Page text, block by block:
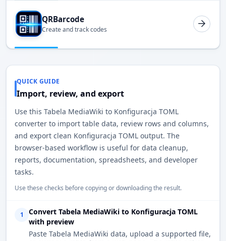
QRBarcode
Create and track codes
QUICK GUIDE
Import, review, and export
Use this Tabela MediaWiki to Konfiguracja TOML
converter to import table data, review rows and columns,
and export clean Konfiguracja TOML output. The
browser-based workflow is useful for data cleanup,
reports, documentation, spreadsheets, and developer
tasks.
Use these checks before copying or downloading the result.
1
Convert Tabela MediaWiki to Konfiguracja TOML
with preview
Paste Tabela MediaWiki data, upload a supported file,